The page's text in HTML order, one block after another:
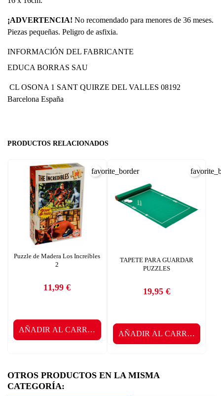
¡ADVERTENCIA! No recomendado para menores de 36 meses.
Piezas pequeñas. Peligro de asfixia.
INFORMACIÓN DEL FABRICANTE
EDUCA BORRAS SAU
CL OSONA 1 SANT QUIRZE DEL VALLES 08192
Barcelona España
PRODUCTOS RELACIONADOS
Puzzle de Madera Los Increíbles
2
Precio
11,99 €
AÑADIR AL CARRITO
favorite_border
TAPETE PARA GUARDAR
PUZZLES
Precio
19,95 €
AÑADIR AL CARRITO
OTROS PRODUCTOS EN LA MISMA
CATEGORÍA: